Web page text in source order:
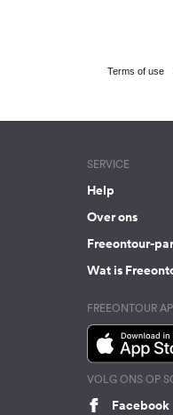
Terms of use
SERVICE
Help
Over ons
Freeontour-
Wat is
FREEONTOUR
VOLG ONS OP
Facebook